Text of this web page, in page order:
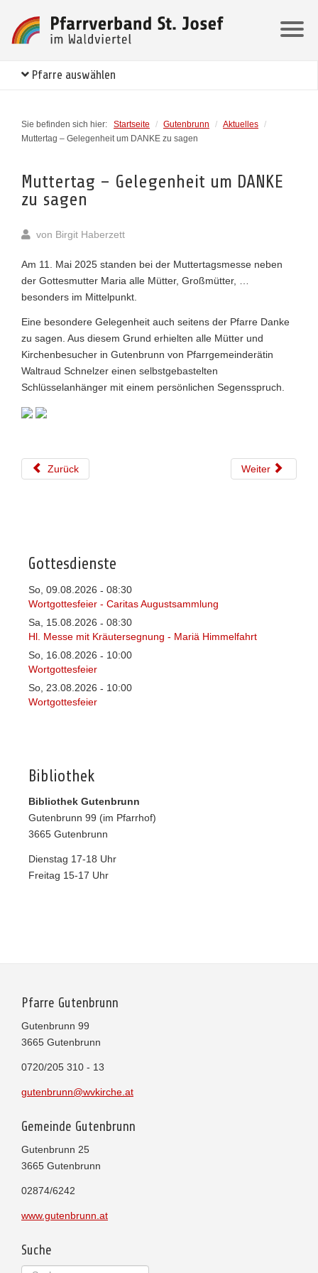
Pfarre auswählen
Sie befinden sich hier: Startseite / Gutenbrunn / Aktuelles
/
Muttertag – Gelegenheit um DANKE zu sagen
Muttertag – Gelegenheit um DANKE
zu sagen
von Birgit Haberzett
Am 11. Mai 2025 standen bei der Muttertagsmesse neben
der Gottesmutter Maria alle Mütter, Großmütter, …
besonders im Mittelpunkt.
Eine besondere Gelegenheit auch seitens der Pfarre Danke
zu sagen. Aus diesem Grund erhielten alle Mütter und
Kirchenbesucher in Gutenbrunn von Pfarrgemeinderätin
Waltraud Schnelzer einen selbstgebastelten
Schlüsselanhänger mit einem persönlichen Segensspruch.
Zurück Weiter
Gottesdienste
So, 09.08.2026 - 08:30
Wortgottesfeier - Caritas Augustsammlung
Sa, 15.08.2026 - 08:30
Hl. Messe mit Kräutersegnung - Mariä Himmelfahrt
So, 16.08.2026 - 10:00
Wortgottesfeier
So, 23.08.2026 - 10:00
Wortgottesfeier
Bibliothek
Bibliothek Gutenbrunn
Gutenbrunn 99 (im Pfarrhof)
3665 Gutenbrunn
Dienstag 17-18 Uhr
Freitag 15-17 Uhr
Pfarre Gutenbrunn
Gutenbrunn 99
3665 Gutenbrunn
0720/205 310 - 13
gutenbrunn@wvkirche.at
Gemeinde Gutenbrunn
Gutenbrunn 25
3665 Gutenbrunn
02874/6242
www.gutenbrunn.at
Suche